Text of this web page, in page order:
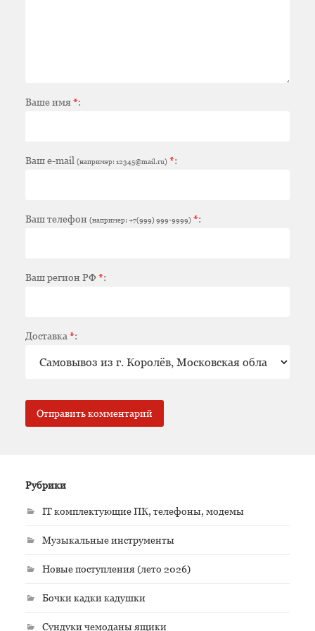
Ваше имя*:
Ваш e-mail (например: 12345@mail.ru) *:
Ваш телефон (например: +7(999) 999-9999) *:
Ваш регион РФ*:
Доставка *:
Рубрики
IT комплектующие ПК, телефоны, модемы
Музыкальные инструменты
Новые поступления (лето 2026)
Бочки кадки кадушки
Сундуки чемоданы ящики